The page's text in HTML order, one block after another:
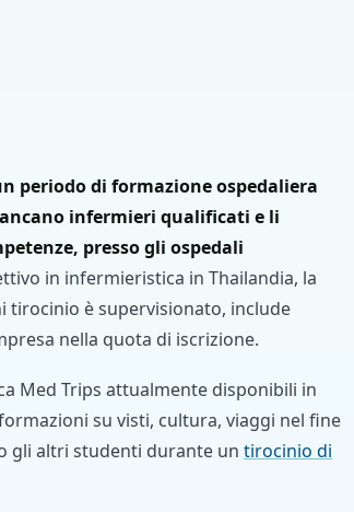
periodo di formazione ospedaliera
infermieri qualificati e li
presso gli ospedali
in infermieristica in Thailandia, la
tirocinio è supervisionato, include
nella quota di iscrizione.
Med Trips attualmente disponibili in
su visti, cultura, viaggi nel fine
gli altri studenti durante un tirocinio di